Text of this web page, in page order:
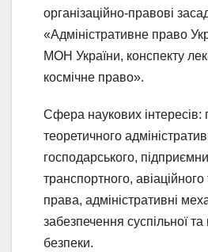
організаційно-правові
«Адміністративне право
МОН України, конспекту
космічне право».
Сфера наукових інтересів:
теоретичного
господарського,
транспортного, авіаційного
права, адміністративні
забезпечення суспільної та
безпеки.